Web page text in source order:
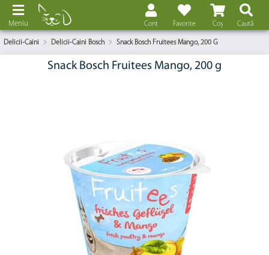
Coș
Favorite
Cont Caută
Meniu
Delicii-Caini Delicii-Caini Bosch Snack Bosch Fruitees Mango, 200 G
Snack Bosch Fruitees Mango, 200 g